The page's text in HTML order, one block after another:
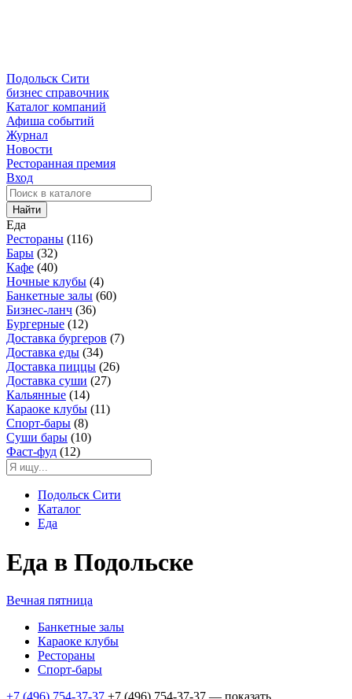
Подольск Сити
бизнес справочник
Каталог компаний
Афиша событий
Журнал
Новости
Ресторанная премия
Вход
Найти
Еда
Рестораны (116)
Бары (32)
Кафе (40)
Ночные клубы (4)
Банкетные залы (60)
Бизнес-ланч (36)
Бургерные (12)
Доставка бургеров (7)
Доставка еды (34)
Доставка пиццы (26)
Доставка суши (27)
Кальянные (14)
Караоке клубы (11)
Спорт-бары (8)
Суши бары (10)
Фаст-фуд (12)
Подольск Сити
Каталог
Еда
Еда в Подольске
Вечная пятница
Банкетные залы
Караоке клубы
Рестораны
Спорт-бары